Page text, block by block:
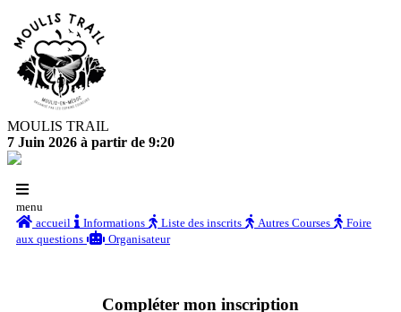
MOULIS TRAIL
7 Juin 2026 à partir de 9:20
menu
accueil
Informations Liste des inscrits Autres Courses
Foire
aux questions
Organisateur
Compléter mon inscription